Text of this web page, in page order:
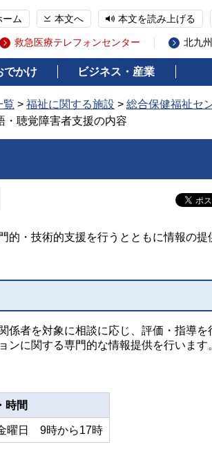
ーム 本文へ 本文を読み上げる
救急医療テレフォンセンター 北九
でかけ ビジネス・産業
覧 > 福祉に関する施設 > 総合保健福祉セ
・聴覚障害者支援の内容
的・技術的支援を行うとともに情報の提
係者を対象に相談に応じ、評価・指導を
に関する専門的な情報提供を行います
時間
曜日 9時から17時